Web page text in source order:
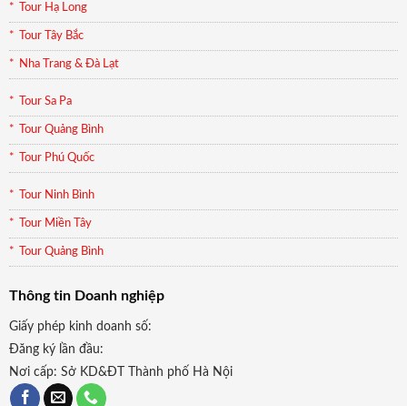
Tour Hạ Long
Tour Tây Bắc
Nha Trang & Đà Lạt
Tour Sa Pa
Tour Quảng Bình
Tour Phú Quốc
Tour Ninh Bình
Tour Miền Tây
Tour Quảng Bình
Thông tin Doanh nghiệp
Giấy phép kinh doanh số:
Đăng ký lần đầu:
Nơi cấp: Sở KD&ĐT Thành phố Hà Nội